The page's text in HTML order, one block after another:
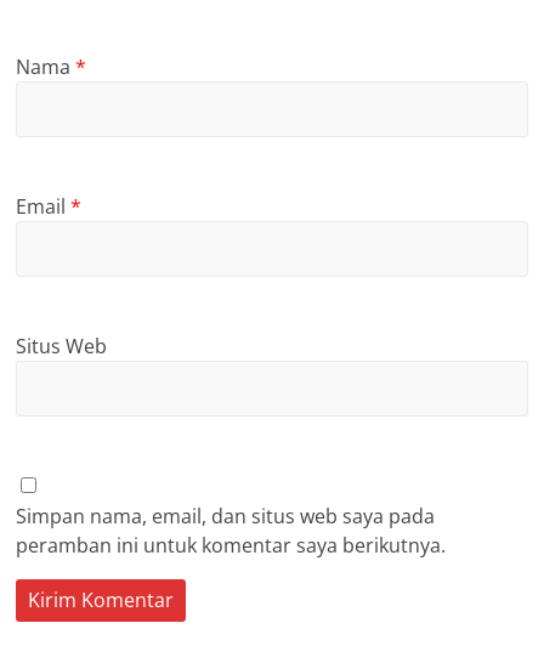
Nama*
Email*
Situs Web
Simpan nama, email, dan situs web saya pada
peramban ini untuk komentar saya berikutnya.